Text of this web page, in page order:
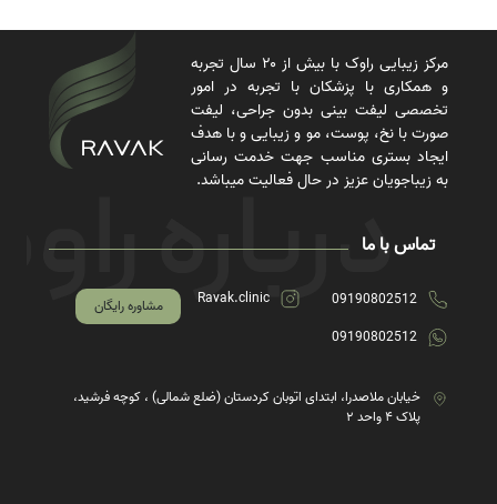
مرکز زیبایی راوک با بیش از ۲۰ سال تجربه
و همکاری با پزشکان با تجربه در امور
تخصصی لیفت بینی بدون جراحی، لیفت
صورت با نخ، پوست، مو و زیبایی و با هدف
ایجاد بستری مناسب جهت خدمت رسانی
به زیباجویان عزیز در حال فعالیت میباشد.
تماس با ما
09190802512
09190802512
Ravak.clinic مشاوره رایگان
خیابان ملاصدرا، ابتدای اتوبان کردستان (ضلع شمالی) ، کوچه فرشید،
پلاک ۴ واحد ۲